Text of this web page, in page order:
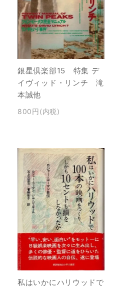
銀星倶楽部15 特集 デ
イヴィッド・リンチ 滝
本誠他
800円(内税)
私はいかにハリウッドで